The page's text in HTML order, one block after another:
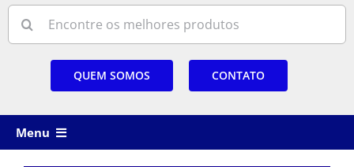
for:
QUEM SOMOS CONTATO
Menu